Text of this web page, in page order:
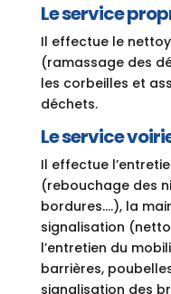
Le service
Il effectue le
(ramassage des
les corbeilles et
déchets.
Le service
Il effectue
(rebouchage des
bordures….), la
signalisation
l’entretien du
barrières,
signalisation des